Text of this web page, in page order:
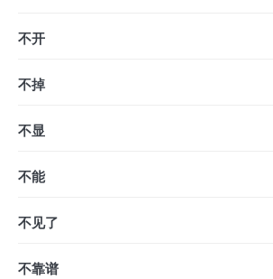
不开
不掉
不显
不能
不见了
不靠谱